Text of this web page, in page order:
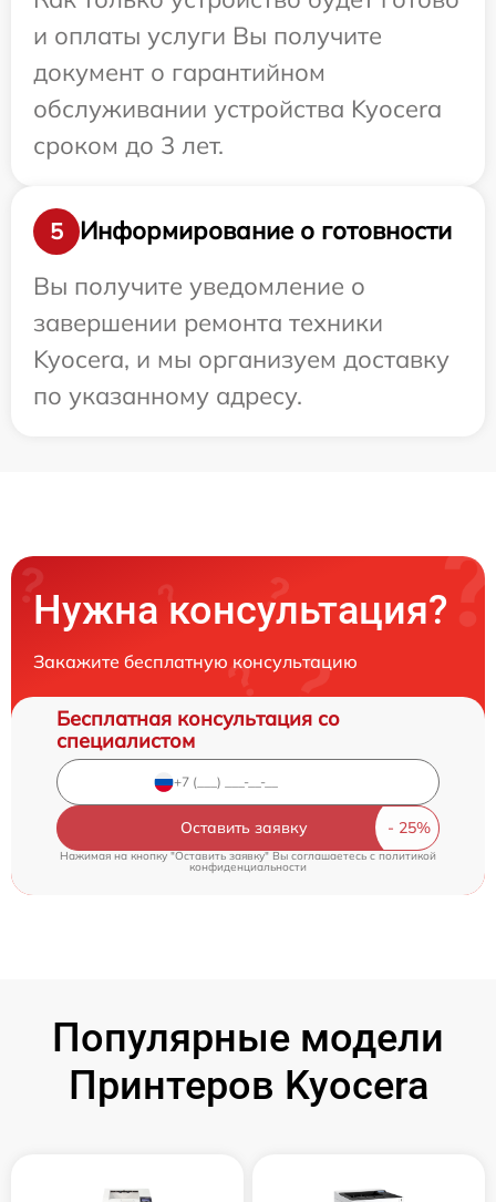
и оплаты услуги Вы получите
документ о гарантийном
обслуживании устройства Kyocera
сроком до 3 лет.
5
Информирование о готовности
Вы получите уведомление о
завершении ремонта техники
Kyocera, и мы организуем доставку
по указанному адресу.
Нужна консультация?
Закажите бесплатную консультацию
Бесплатная консультация со
специалистом
Оставить заявку
Нажимая на кнопку "Оставить заявку" Вы соглашаетесь cполитикой
конфиденциальности
Популярные модели
Принтеров Kyocera